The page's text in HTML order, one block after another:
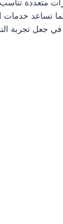
متعددة
تساعد خدمات
جعل تجربة